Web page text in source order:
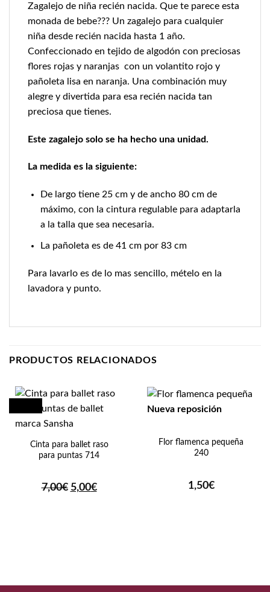
Zagalejo de niña recién nacida. Que te parece esta
monada de bebe??? Un zagalejo para cualquier
niña desde recién nacida hasta 1 año.
Confeccionado en tejido de algodón con preciosas
flores rojas y naranjas con un volantito rojo y
pañoleta lisa en naranja. Una combinación muy
alegre y divertida para esa recién nacida tan
preciosa que tienes.
Este zagalejo solo se ha hecho una unidad.
La medida es la siguiente:
De largo tiene 25 cm y de ancho 80 cm de
máximo, con la cintura regulable para adaptarla
a la talla que sea necesaria.
La pañoleta es de 41 cm por 83 cm
Para lavarlo es de lo mas sencillo, mételo en la
lavadora y punto.
PRODUCTOS RELACIONADOS
Cinta para ballet raso
para puntas 714
7,00€ El
5,00€El
Nueva reposición
Flor flamenca pequeña
240
1,50€